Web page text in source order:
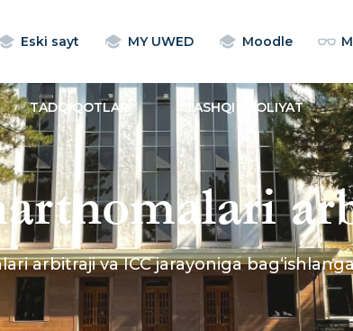
Eski sayt MY UWED Moodle
TADQIQOTLAR TASHQI FAOLIYAT
arbitraji va ICC jarayoniga